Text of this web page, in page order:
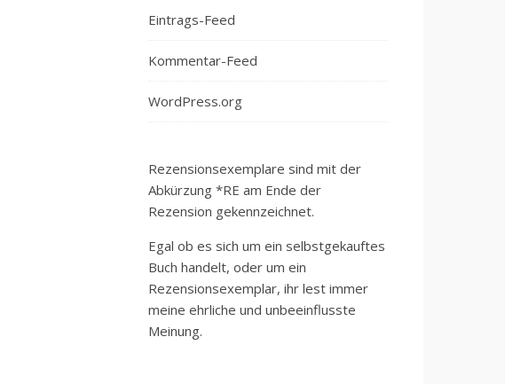
Eintrags-Feed
Kommentar-Feed
WordPress.org
Rezensionsexemplare sind mit der
Abkürzung *RE am Ende der
Rezension gekennzeichnet.
Egal ob es sich um ein selbstgekauftes
Buch handelt, oder um ein
Rezensionsexemplar, ihr lest immer
meine ehrliche und unbeeinflusste
Meinung.